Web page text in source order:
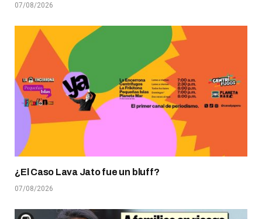
07/08/2026
¿El Caso Lava Jato fue un bluff?
07/08/2026